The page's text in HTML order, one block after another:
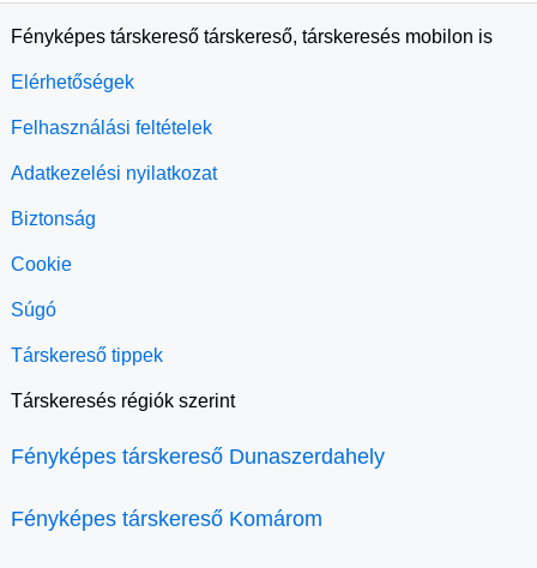
Fényképes társkereső társkereső, társkeresés mobilon is
Elérhetőségek
Felhasználási feltételek
Adatkezelési nyilatkozat
Biztonság
Cookie
Súgó
Társkereső tippek
Társkeresés régiók szerint
Fényképes társkereső Dunaszerdahely
Fényképes társkereső Komárom